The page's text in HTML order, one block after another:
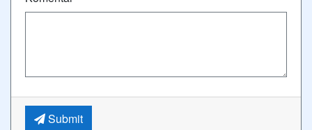
Submit